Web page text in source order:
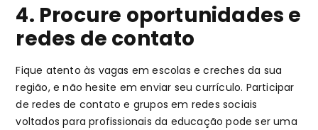
4. Procure oportunidades e
redes de contato
Fique atento às vagas em escolas e creches da sua
região, e não hesite em enviar seu currículo. Participar
de redes de contato e grupos em redes sociais
voltados para profissionais da educação pode ser uma